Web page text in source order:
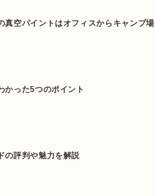
真空パイントはオフィスからキャンプ場
かった5つのポイント
の評判や魅力を解説